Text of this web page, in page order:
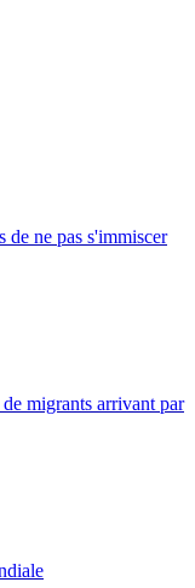
ne pas s'immiscer
migrants arrivant par